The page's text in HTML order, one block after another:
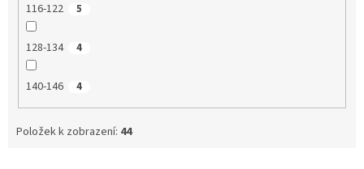
116-122 5
128-134 4
140-146 4
Položek k zobrazení: 44